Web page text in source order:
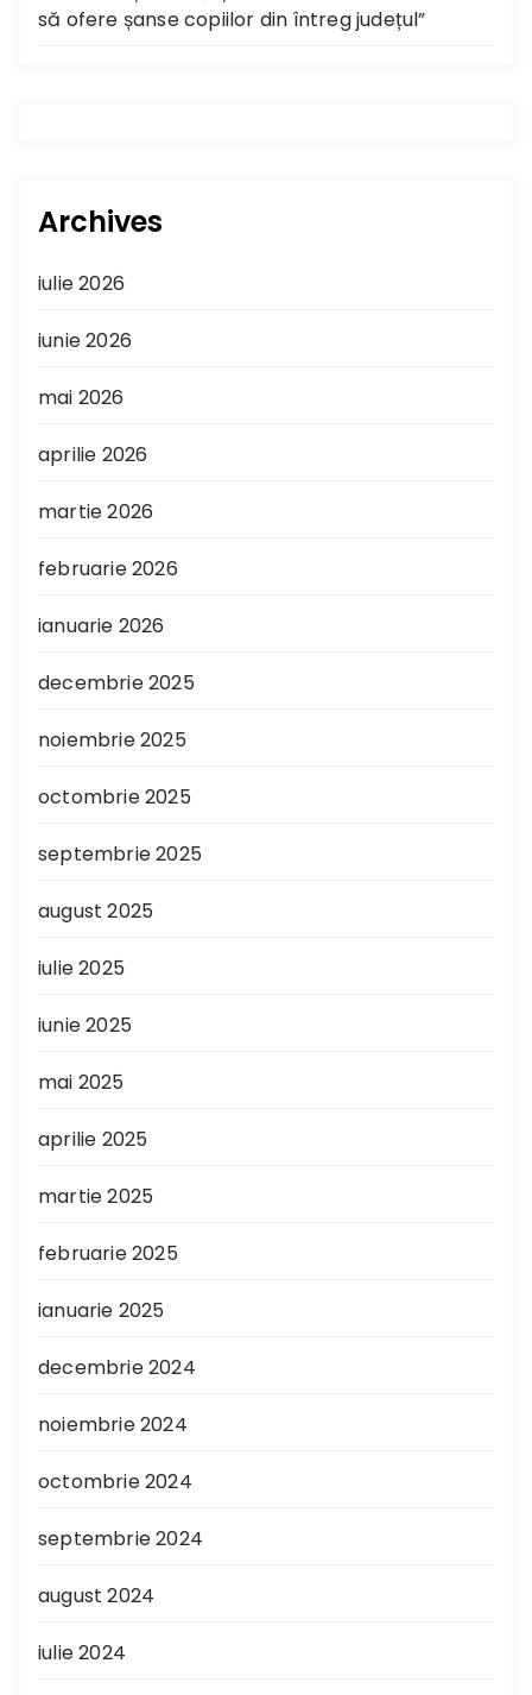
să ofere șanse copiilor din întreg județul”
Archives
iulie 2026
iunie 2026
mai 2026
aprilie 2026
martie 2026
februarie 2026
ianuarie 2026
decembrie 2025
noiembrie 2025
octombrie 2025
septembrie 2025
august 2025
iulie 2025
iunie 2025
mai 2025
aprilie 2025
martie 2025
februarie 2025
ianuarie 2025
decembrie 2024
noiembrie 2024
octombrie 2024
septembrie 2024
august 2024
iulie 2024